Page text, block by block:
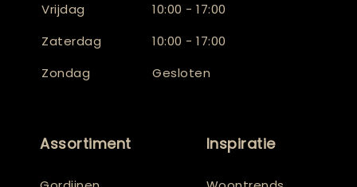
Vrijdag
10:00 - 17:00
Zaterdag
10:00 - 17:00
Zondag
Gesloten
Assortiment Inspiratie